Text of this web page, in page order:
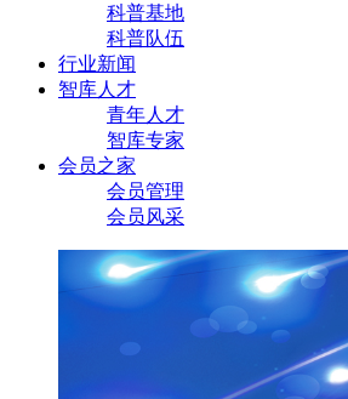
科普基地
科普队伍
行业新闻
智库人才
青年人才
智库专家
会员之家
会员管理
会员风采